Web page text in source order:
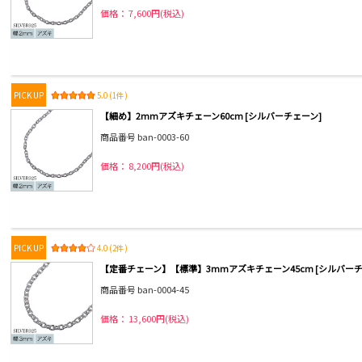
価格： 7,600円(税込)
PICK UP 5.0 (1件)
【細め】2mmアズキチェーン60cm [シルバーチェーン]
商品番号 ban-0003-60
価格： 8,200円(税込)
PICK UP 4.0 (2件)
【定番チェーン】【標準】3mmアズキチェーン45cm [シルバー
商品番号 ban-0004-45
価格： 13,600円(税込)